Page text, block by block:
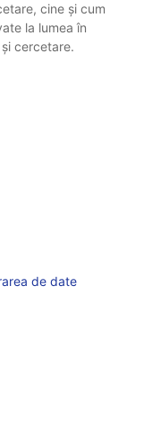
cine și cum
la lumea în
cercetare.
de date